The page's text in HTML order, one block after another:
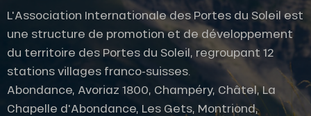
L'Association Internationale des Portes du Soleil est
une structure de promotion et de développement
du territoire des Portes du Soleil, regroupant 12
stations villages franco-suisses.
Abondance, Avoriaz 1800, Champéry, Châtel, La
Chapelle d'Abondance, Les Gets, Montriond,